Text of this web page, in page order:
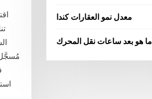
معدل نمو العقارات كندا
ما هو بعد ساعات نقل المحرك